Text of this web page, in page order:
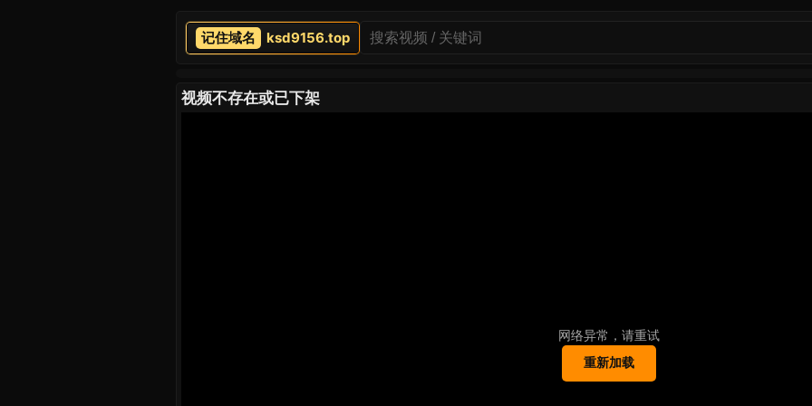
ksd9156.top
视频不存在或已下架
网络异常，请重试
重新加载